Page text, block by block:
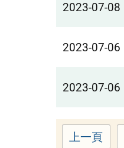
2023-07-08
2023-07-06
2023-07-06
上一頁